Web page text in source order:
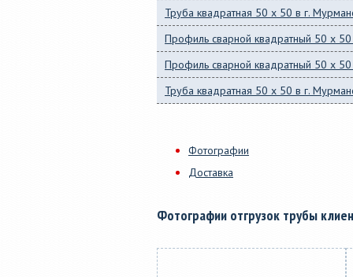
Труба квадратная 50 x 50 в г.
Профиль сварной квадратный 50 x
Профиль сварной квадратный 50 x
Труба квадратная 50 x 50 в г.
Фотографии
Доставка
Фотографии отгрузок трубы